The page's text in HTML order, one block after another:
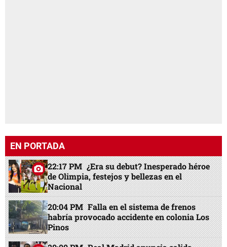
EN PORTADA
22:17 PM ¿Era su debut? Inesperado héroe
de Olimpia, festejos y bellezas en el
Nacional
20:04 PM Falla en el sistema de frenos
habría provocado accidente en colonia Los
Pinos